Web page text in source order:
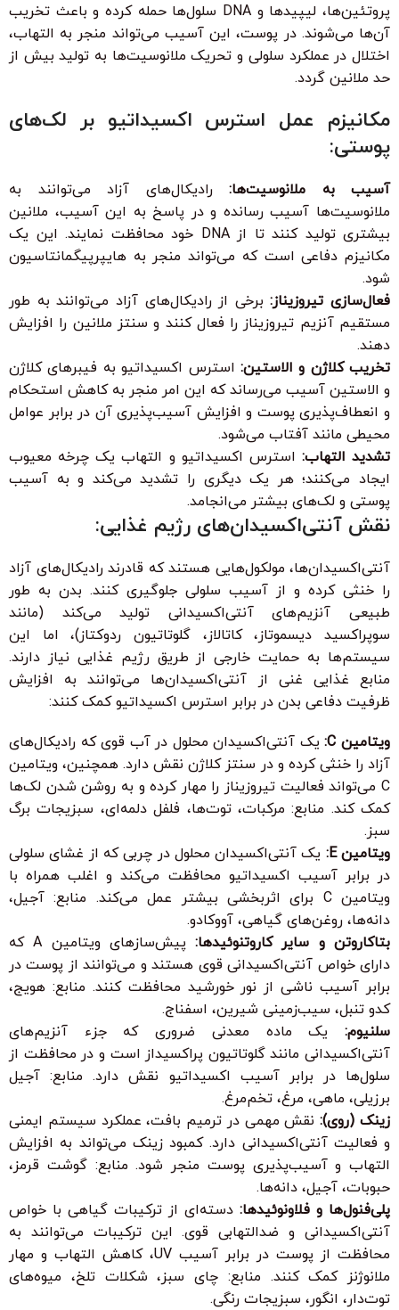
پروتئین‌ها، لیپیدها و DNA سلول‌ها حمله کرده و باعث تخریب
آن‌ها می‌شوند. در پوست، این آسیب می‌تواند منجر به التهاب،
اختلال در عملکرد سلولی و تحریک ملانوسیت‌ها به تولید بیش از
حد ملانین گردد.
مکانیزم عمل استرس اکسیداتیو بر لک‌های
پوستی:
آسیب به ملانوسیت‌ها: رادیکال‌های آزاد می‌توانند به
ملانوسیت‌ها آسیب رسانده و در پاسخ به این آسیب، ملانین
بیشتری تولید کنند تا از DNA خود محافظت نمایند. این یک
مکانیزم دفاعی است که می‌تواند منجر به هایپرپیگمانتاسیون
شود.
فعال‌سازی تیروزیناز:برخی از رادیکال‌های آزاد می‌توانند به طور
مستقیم آنزیم تیروزیناز را فعال کنند و سنتز ملانین را افزایش
دهند.
تخریب کلاژن و الاستین: استرس اکسیداتیو به فیبرهای کلاژن
و الاستین آسیب می‌رساند که این امر منجر به کاهش استحکام
و انعطاف‌پذیری پوست و افزایش آسیب‌پذیری آن در برابر عوامل
محیطی مانند آفتاب می‌شود.
تشدید التهاب: استرس اکسیداتیو و التهاب یک چرخه معیوب
ایجاد می‌کنند؛ هر یک دیگری را تشدید می‌کند و به آسیب
پوستی و لک‌های بیشتر می‌انجامد.
نقش آنتی‌اکسیدان‌های رژیم غذایی:
آنتی‌اکسیدان‌ها، مولکول‌هایی هستند که قادرند رادیکال‌های آزاد
را خنثی کرده و از آسیب سلولی جلوگیری کنند. بدن به طور
طبیعی آنزیم‌های آنتی‌اکسیدانی تولید می‌کند (مانند
سوپراکسید دیسموتاز، کاتالاز، گلوتاتیون ردوکتاز)، اما این
سیستم‌ها به حمایت خارجی از طریق رژیم غذایی نیاز دارند.
منابع غذایی غنی از آنتی‌اکسیدان‌ها می‌توانند به افزایش
ظرفیت دفاعی بدن در برابر استرس اکسیداتیو کمک کنند:
ویتامین C:
یک آنتی‌اکسیدان محلول در آب قوی که رادیکال‌های
آزاد را خنثی کرده و در سنتز کلاژن نقش دارد. همچنین، ویتامین
C می‌تواند فعالیت تیروزیناز را مهار کرده و به روشن شدن لک‌ها
کمک کند. منابع: مرکبات، توت‌ها، فلفل دلمه‌ای، سبزیجات برگ
سبز.
ویتامین E:
یک آنتی‌اکسیدان محلول در چربی که از غشای سلولی
در برابر آسیب اکسیداتیو محافظت می‌کند و اغلب همراه با
ویتامین C برای اثربخشی بیشتر عمل می‌کند. منابع: آجیل،
دانه‌ها، روغن‌های گیاهی، آووکادو.
بتاکاروتن و سایر کاروتنوئیدها:
پیش‌سازهای ویتامین A که
دارای خواص آنتی‌اکسیدانی قوی هستند و می‌توانند از پوست در
برابر آسیب ناشی از نور خورشید محافظت کنند. منابع: هویج،
کدو تنبل، سیب‌زمینی شیرین، اسفناج.
سلنیوم: یک ماده معدنی ضروری که جزء آنزیم‌های
آنتی‌اکسیدانی مانند گلوتاتیون پراکسیداز است و در محافظت از
سلول‌ها در برابر آسیب اکسیداتیو نقش دارد. منابع: آجیل
برزیلی، ماهی، مرغ، تخم‌مرغ.
زینک (روی):نقش مهمی در ترمیم بافت، عملکرد سیستم ایمنی
و فعالیت آنتی‌اکسیدانی دارد. کمبود زینک می‌تواند به افزایش
التهاب و آسیب‌پذیری پوست منجر شود. منابع: گوشت قرمز،
حبوبات، آجیل، دانه‌ها.
پلی‌فنول‌ها و فلاونوئیدها: دسته‌ای از ترکیبات گیاهی با خواص
آنتی‌اکسیدانی و ضدالتهابی قوی. این ترکیبات می‌توانند به
محافظت از پوست در برابر آسیب UV، کاهش التهاب و مهار
ملانوژنز کمک کنند. منابع: چای سبز، شکلات تلخ، میوه‌های
توت‌دار، انگور، سبزیجات رنگی.